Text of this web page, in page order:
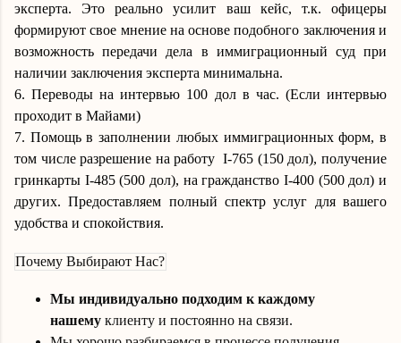
эксперта. Это реально усилит ваш кейс, т.к. офицеры
формируют свое мнение на основе подобного заключения и
возможность передачи дела в иммиграционный суд при
наличии заключения эксперта минимальна.
6.Переводы на интервью 100 дол в час. (Если интервью
проходит в Майами)
7. Помощь в заполнении любых иммиграционных форм, в
том числе разрешение на работу I-765 (150 дол), получение
гринкарты I-485 (500 дол), на гражданствоI-400 (500 дол) и
других. Предоставляем полный спектр услуг для вашего
удобства и спокойствия.
Почему Выбирают Нас?
Мы индивидуально подходим к каждому
нашему клиенту и постоянно на связи.